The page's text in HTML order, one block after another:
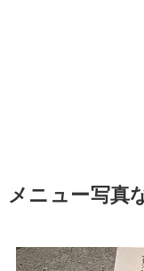
メニュー写真